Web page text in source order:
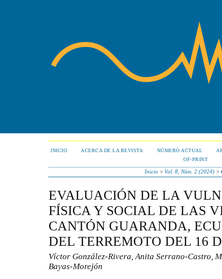
INICIO ACERCA DE LA REVISTA NÚMERO ACTUAL
OF-PRINT
Inicio> Vol. 8, Núm. 2 (2024)>
EVALUACIÓN DE LA
FÍSICA Y SOCIAL DE LAS
CANTÓN GUARANDA,
DEL TERREMOTO DEL 16
Víctor González-Rivera, Anita Serrano-Castro,
Bayas-Morejón